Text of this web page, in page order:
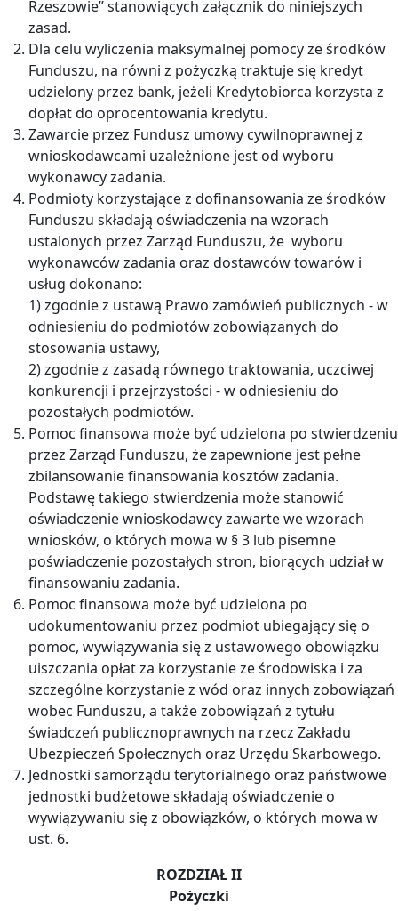
Rzeszowie” stanowiących załącznik do niniejszych
zasad.
Dla celu wyliczenia maksymalnej pomocy ze środków
Funduszu, na równi z pożyczką traktuje się kredyt
udzielony przez bank, jeżeli Kredytobiorca korzysta z
dopłat do oprocentowania kredytu.
Zawarcie przez Fundusz umowy cywilnoprawnej z
wnioskodawcami uzależnione jest od wyboru
wykonawcy zadania.
Podmioty korzystające z dofinansowania ze środków
Funduszu składają oświadczenia na wzorach
ustalonych przez Zarząd Funduszu, że wyboru
wykonawców zadania oraz dostawców towarów i
usług dokonano:
1) zgodnie z ustawą Prawo zamówień publicznych - w
odniesieniu do podmiotów zobowiązanych do
stosowania ustawy,
2) zgodnie z zasadą równego traktowania, uczciwej
konkurencji i przejrzystości - w odniesieniu do
pozostałych podmiotów.
Pomoc finansowa może być udzielona po stwierdzeniu
przez Zarząd Funduszu, że zapewnione jest pełne
zbilansowanie finansowania kosztów zadania.
Podstawę takiego stwierdzenia może stanowić
oświadczenie wnioskodawcy zawarte we wzorach
wniosków, o których mowa w § 3 lub pisemne
poświadczenie pozostałych stron, biorących udział w
finansowaniu zadania.
Pomoc finansowa może być udzielona po
udokumentowaniu przez podmiot ubiegający się o
pomoc, wywiązywania się z ustawowego obowiązku
uiszczania opłat za korzystanie ze środowiska i za
szczególne korzystanie z wód oraz innych zobowiązań
wobec Funduszu, a także zobowiązań z tytułu
świadczeń publicznoprawnych na rzecz Zakładu
Ubezpieczeń Społecznych oraz Urzędu Skarbowego.
Jednostki samorządu terytorialnego oraz państwowe
jednostki budżetowe składają oświadczenie o
wywiązywaniu się z obowiązków, o których mowa w
ust. 6.
ROZDZIAŁ II
Pożyczki